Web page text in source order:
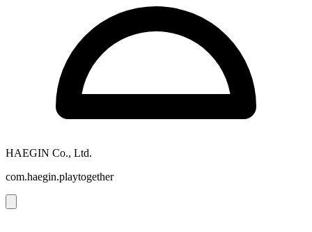
HAEGIN Co., Ltd.
com.haegin.playtogether